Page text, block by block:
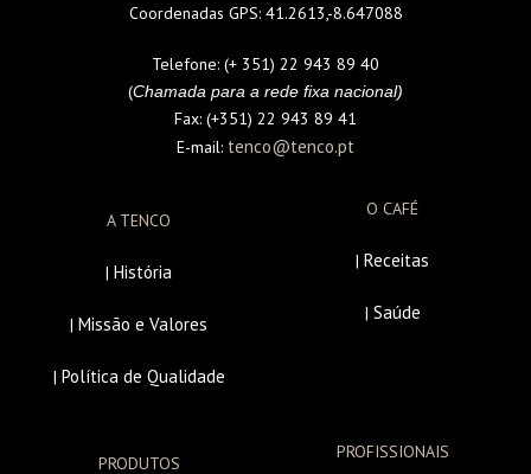
Coordenadas GPS:41.2613,-8.647088
Telefone: (+ 351) 22 943 89 40
(Chamada para a rede fixa nacional)
Fax: (+351) 22 943 89 41
E-mail: tenco@tenco.pt
A TENCO
| História
| Missão e Valores
| Política de Qualidade
O CAFÉ
| Receitas
| Saúde
PRODUTOS
PROFISSIONAIS